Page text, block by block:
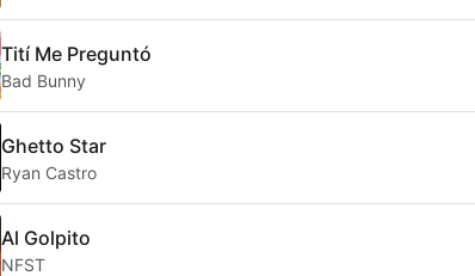
Tití Me Preguntó
Bad Bunny
Ghetto Star
Ryan Castro
Al Golpito
NFST